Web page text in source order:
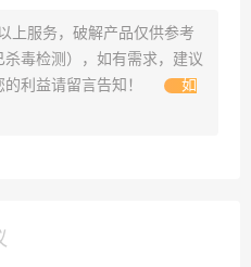
上服务，破解产品仅供参考
毒检测），如有需求，建议
利益请留言告知！
如